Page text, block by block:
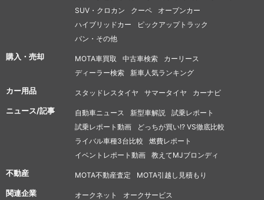
SUV・クロカン
クーペ
オープンカー
ハイブリッドカー
ピックアップトラック
バン・その他
購入・売却 MOTA車買取 中古車検索
カーリース
ディーラー検索
新車人気ランキング
カー用品 スタッドレスタイヤ サマータイヤ カーナビ
ニュース/記事 自動車ニュース 新型車解説
試乗レポート
試乗レポート動画
どっちが買い!? VS徹底比較
ライバル車種3台比較
燃費レポート
イベントレポート動画
教えてMJブロンディ
不動産 MOTA不動産査定 MOTA引越し見積もり
関連企業 オークネット
オークサービス